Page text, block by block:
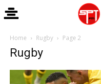
Home Rugby Page 2
Rugby